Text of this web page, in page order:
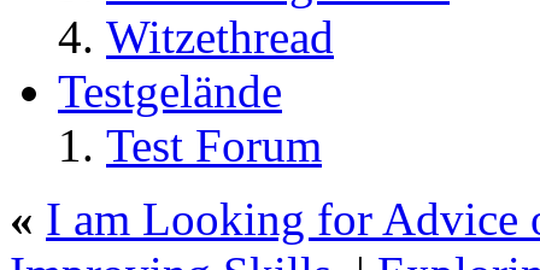
Witzethread
Testgelände
Test Forum
« I am Looking for Advice